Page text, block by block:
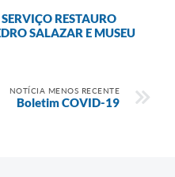
RESTAURO
SALAZAR E MUSEU
NOTÍCIA MENOS RECENTE
Boletim COVID-19